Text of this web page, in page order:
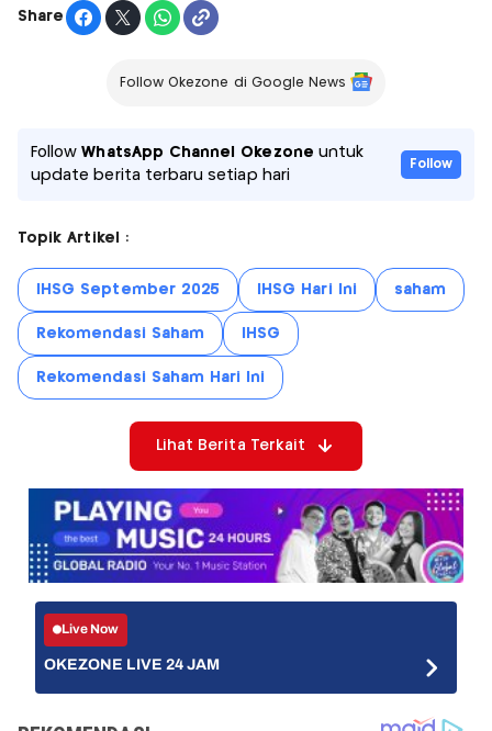
Share
Follow Okezone di Google News
FollowWhatsApp Channel Okezone untuk
update berita terbaru setiap hari
Follow
Topik Artikel :
IHSG September 2025 IHSG Hari Ini saham
Rekomendasi Saham IHSG
Rekomendasi Saham Hari Ini
Lihat Berita Terkait
Live Now
OKEZONE LIVE 24 JAM